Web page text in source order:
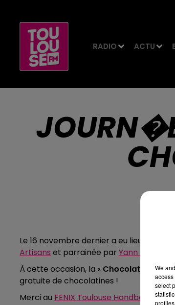
RADIO ACTU
Le 16 novembre dernier a eu lieu la
Artisans et parrainée par Yann Bonneau
À cette occasion, la « Chocolateam
gratuite de chocolatines !
Merci au FENIX Toulouse Handball Le
We and
select